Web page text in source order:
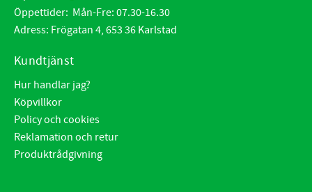
Öppettider: Mån-Fre: 07.30-16.30
Adress: Frögatan 4, 653 36 Karlstad
Kundtjänst
Hur handlar jag?
Köpvillkor
Policy och cookies
Reklamation och retur
Produktrådgivning